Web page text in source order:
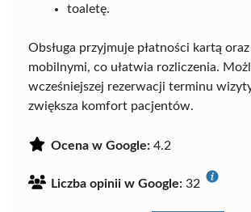
toaletę.
Obsługa przyjmuje płatności kartą
mobilnymi, co ułatwia rozliczenia.
wcześniejszej rezerwacji terminu
zwiększa komfort pacjentów.
Ocena w Google: 4.2
Liczba opinii w Google: 32